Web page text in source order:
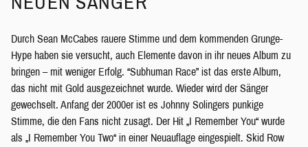
Durch Sean McCabes rauere Stimme und dem kommenden Grunge-
Hype haben sie versucht, auch Elemente davon in ihr neues Album zu
bringen – mit weniger Erfolg. “Subhuman Race” ist das erste Album,
das nicht mit Gold ausgezeichnet wurde. Wieder wird der Sänger
gewechselt. Anfang der 2000er ist es Johnny Solingers punkige
Stimme, die den Fans nicht zusagt. Der Hit „I Remember You“ wurde
als „I Remember You Two“ in einer Neuauflage eingespielt. Skid Row